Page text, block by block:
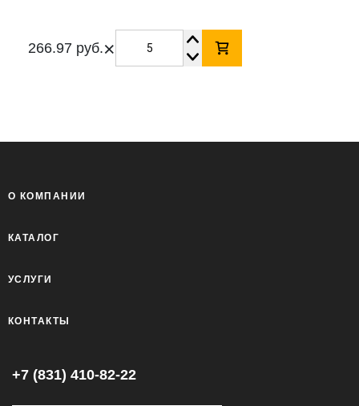
266.97 руб.×
О КОМПАНИИ
КАТАЛОГ
УСЛУГИ
КОНТАКТЫ
+7 (831) 410-82-22